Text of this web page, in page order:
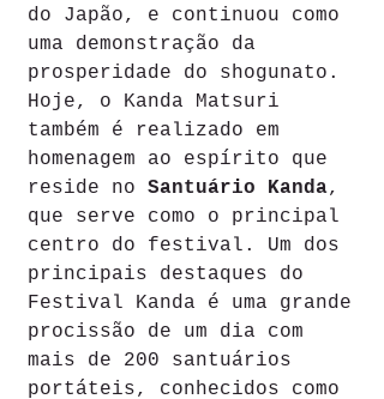
do Japão, e continuou como
uma demonstração da
prosperidade do shogunato.
Hoje, o Kanda Matsuri
também é realizado em
homenagem ao espírito que
reside no Santuário Kanda,
que serve como o principal
centro do festival. Um dos
principais destaques do
Festival Kanda é uma grande
procissão de um dia com
mais de 200 santuários
portáteis, conhecidos como